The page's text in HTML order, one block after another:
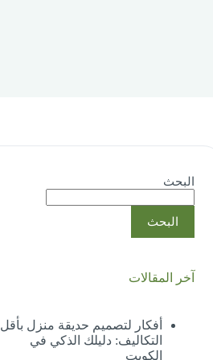
البحث
البحث
آخر المقالات
أفكار لتصميم حديقة منزل بأقل
التكاليف: دليلك الذكي في
الكويت